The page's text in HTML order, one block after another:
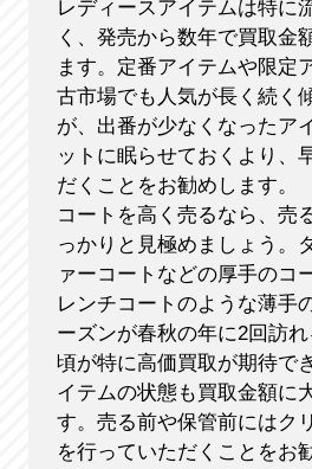
レディースアイテムは特に
く、発売から数年で買取金
ます。定番アイテムや限定
古市場でも人気が長く続く
が、出番が少なくなったア
ットに眠らせておくより、
だくことをお勧めします。
コートを高く売るなら、売
っかりと見極めましょう。
ァーコートなどの厚手のコ
レンチコートのような薄手
ーズンが春秋の年に2回訪
頃が特に高価買取が期待で
イテムの状態も買取金額に
す。売る前や保管前にはク
を行っていただくことをお